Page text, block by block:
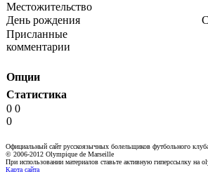
Местожительство
День рождения
Присланные
комментарии
Опции
Статистика
0 0
0
Официальный сайт русскоязычных болельщиков футбольного
© 2006-2012 Olympique de Marseille
При использовании материалов ставьте активную гиперссылку на
Карта сайта